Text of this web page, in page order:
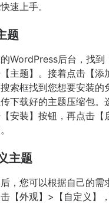
速上手。
题
WordPress后台，找到
主题】。接着点击【添
索框找到您想要安装的
下载好的主题压缩包。
安装】按钮，再点击【
主题
，您可以根据自己的需
【外观】>【自定义】